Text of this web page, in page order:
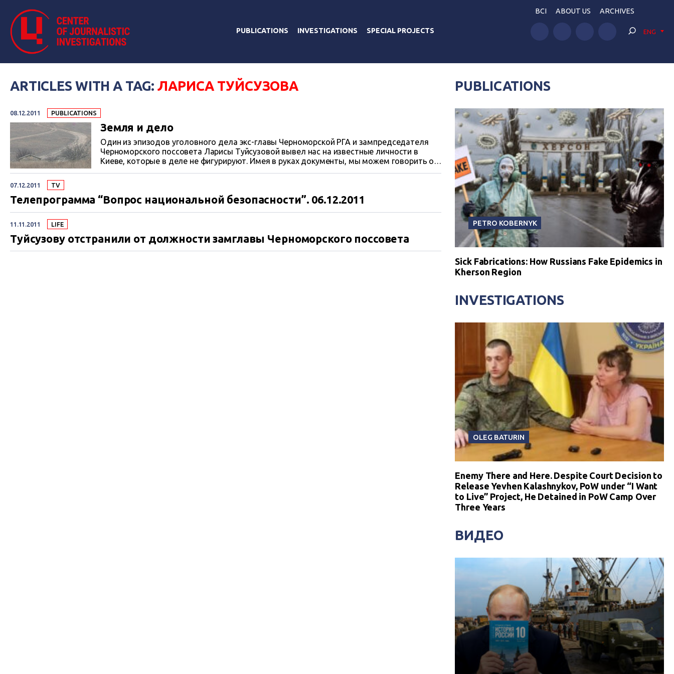
PUBLICATIONS INVESTIGATIONS SPECIAL PROJECTS
BCI ABOUT US ARCHIVES
ENG
ARTICLES WITH A TAG:ЛАРИСА ТУЙСУЗОВА
08.12.2011 PUBLICATIONS
Земля и дело
Один из эпизодов уголовного дела экс-главы Черноморской РГА и зампредседателя
Черноморского поссовета Ларисы Туйсузовой вывел нас на известные личности в
Киеве, которые в деле не фигурируют. Имея в руках документы, мы можем говорить о
личного крестьянского хозяйства, но затем переоформленных под рекреацию для
07.12.2011 TV
Телепрограмма “Вопрос национальной безопасности”. 06.12.2011
11.11.2011 LIFE
Туйсузову отстранили от должности замглавы Черноморского поссовета
PUBLICATIONS
PETRO KOBERNYK
Sick Fabrications: How Russians Fake Epidemics in
Kherson Region
INVESTIGATIONS
OLEG BATURIN
Enemy There and Here. Despite Court Decision to
Release Yevhen Kalashnykov, PoW under “I Want
to Live” Project, He Detained in PoW Camp Over
Three Years
ВИДЕО